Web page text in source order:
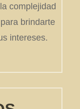
complejidad
brindarte
intereses.